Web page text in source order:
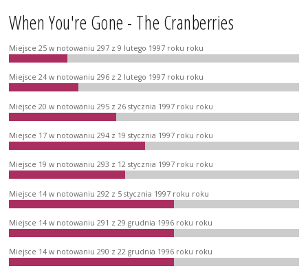
When You're Gone - The Cranberries
Miejsce 25 w notowaniu 297 z 9 lutego 1997 roku roku
Miejsce 24 w notowaniu 296 z 2 lutego 1997 roku roku
Miejsce 20 w notowaniu 295 z 26 stycznia 1997 roku roku
Miejsce 17 w notowaniu 294 z 19 stycznia 1997 roku roku
Miejsce 19 w notowaniu 293 z 12 stycznia 1997 roku roku
Miejsce 14 w notowaniu 292 z 5 stycznia 1997 roku roku
Miejsce 14 w notowaniu 291 z 29 grudnia 1996 roku roku
Miejsce 14 w notowaniu 290 z 22 grudnia 1996 roku roku